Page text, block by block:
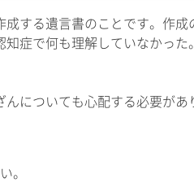
する遺言書のことです。作
症で何も理解していなかっ
についても心配する必要があ
。